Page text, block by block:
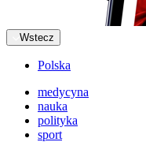
Wstecz
Polska
medycyna
nauka
polityka
sport